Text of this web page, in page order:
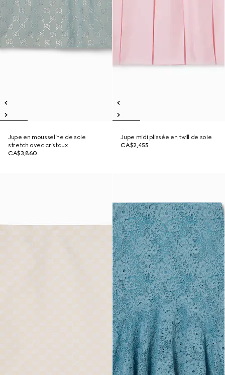
Jupe en mousseline de soie
stretch avec cristaux
CA$3,860
Jupe midi plissée en twill de soie
CA$2,455